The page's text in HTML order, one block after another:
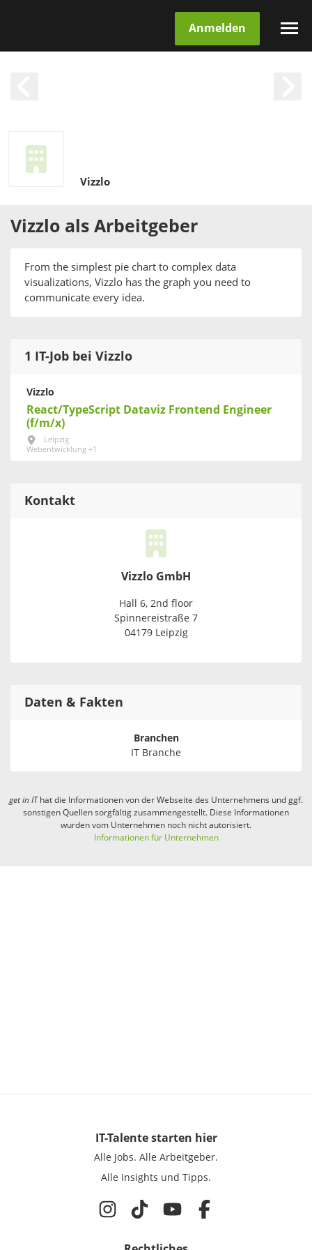
Anmelden
Vizzlo
Vizzlo als Arbeitgeber
From the simplest pie chart to complex data
visualizations, Vizzlo has the graph you need to
communicate every idea.
1 IT-Job bei Vizzlo
Vizzlo
React/TypeScript Dataviz Frontend Engineer
(f/m/x)
Leipzig
Webentwicklung +1
Kontakt
Vizzlo GmbH
Hall 6, 2nd floor
Spinnereistraße 7
04179 Leipzig
Daten & Fakten
Branchen
IT Branche
get in IThat die Informationen von der Webseite des Unternehmens und ggf.
sonstigen Quellen sorgfältig zusammengestellt. Diese Informationen
wurden vom Unternehmen noch nicht autorisiert.
Informationen für Unternehmen
IT-Talentestarten hier
Alle Jobs. Alle Arbeitgeber.
Alle Insights und Tipps.